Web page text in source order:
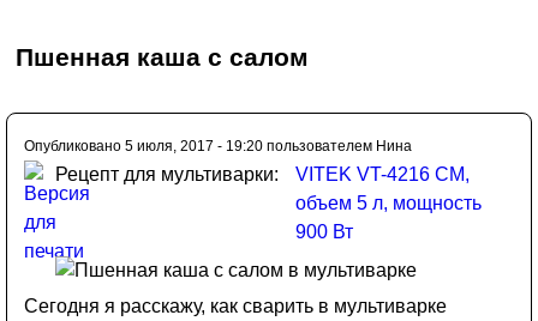
Пшенная каша с салом
Опубликовано 5 июля, 2017 - 19:20 пользователем Нина
Рецепт для мультиварки:
VITEK VT-4216 CM,
объем 5 л, мощность
900 Вт
Сегодня я расскажу, как сварить в мультиварке